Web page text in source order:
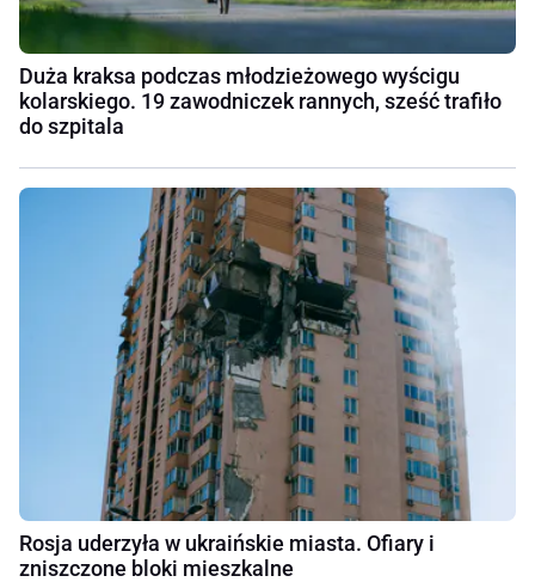
Duża kraksa podczas młodzieżowego wyścigu
kolarskiego. 19 zawodniczek rannych, sześć trafiło
do szpitala
Rosja uderzyła w ukraińskie miasta. Ofiary i
zniszczone bloki mieszkalne